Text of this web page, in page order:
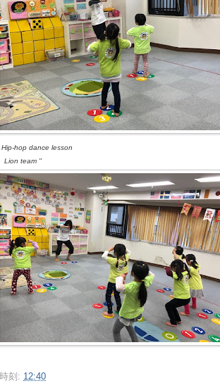
Hip-hop dance lesson
''
時刻: 12:40